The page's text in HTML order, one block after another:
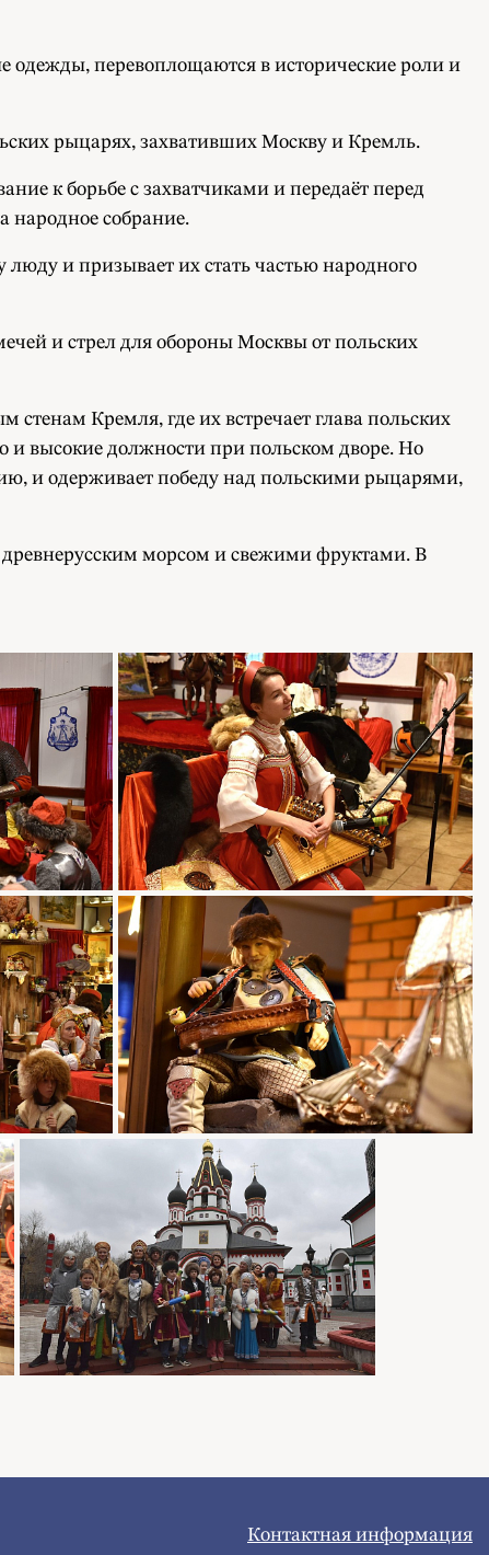
перевоплощаются в исторические роли и
рыцарях, захвативших Москву и Кремль.
к борьбе с захватчиками и передаёт перед
народное собрание.
и призывает их стать частью народного
и стрел для обороны Москвы от польских
Кремля, где их встречает глава польских
и высокие должности при польском дворе. Но
и одерживает победу над польскими рыцарями,
морсом и свежими фруктами. В
Контактная информация